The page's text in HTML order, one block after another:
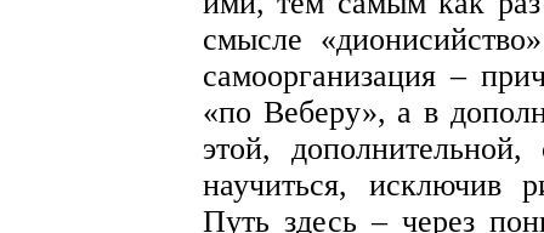
смысле
самоорганизация –
«по Веберу», а в
этой,
научиться, исключив
Путь здесь – через